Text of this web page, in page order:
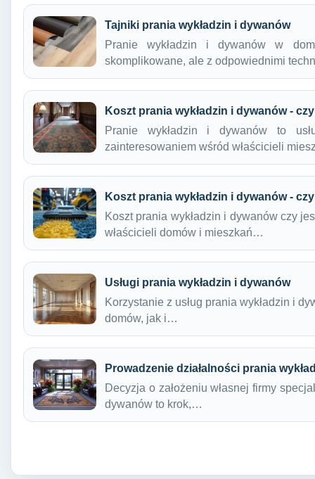
Tajniki prania wykładzin i dywanów
Pranie wykładzin i dywanów w
skomplikowane, ale z odpowiednimi
Koszt prania wykładzin i dywanów -
Pranie wykładzin i dywanów to
zainteresowaniem wśród właścicieli
Koszt prania wykładzin i dywanów -
Koszt prania wykładzin i dywanów czy
właścicieli domów i mieszkań…
Usługi prania wykładzin i dywanów
Korzystanie z usług prania wykładzin i
domów, jak i…
Prowadzenie działalności prania
Decyzja o założeniu własnej firmy
dywanów to krok,…